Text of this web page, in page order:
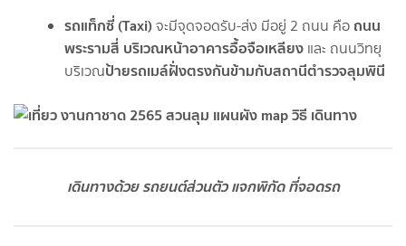
รถแท็กซี่ (Taxi)จะมีจุดจอดรับ-ส่ง มีอยู่ 2 ถนน คือถนน
พระรามสี่ บริเวณหน้าอาคารอื้อจือเหลียง และ ถนนวิทยุ
บริเวณป้ายรถเมล์ฝั่งตรงกันข้ามกับสถานีตำรวจลุมพินี
เดินทางด้วย รถยนต์ส่วนตัว แจกพิกัด ที่จอดรถ